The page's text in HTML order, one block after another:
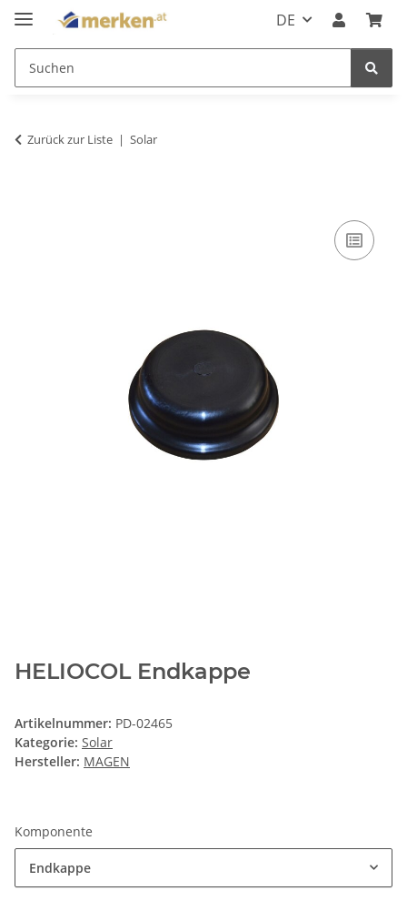
DE
Zurück zur Liste Solar
HELIOCOL Endkappe
Artikelnummer: PD-02465
Kategorie: Solar
Hersteller: MAGEN
Komponente
Endkappe